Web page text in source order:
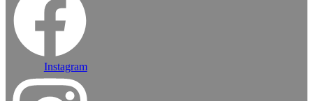
Instagram